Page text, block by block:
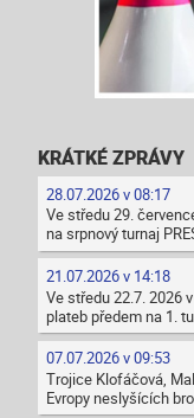
KRÁTKÉ ZPRÁVY
28.07.2026 v 08:17
Ve středu 29.
na srpnový turnaj
21.07.2026 v 14:18
Ve středu 22.7. 2026
plateb předem na 1.
07.07.2026 v 09:53
Trojice Klofáčová,
Evropy neslyšících